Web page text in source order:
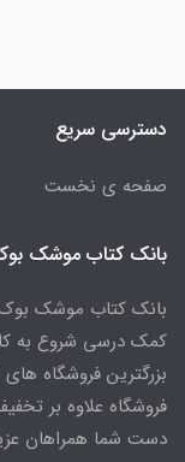
دسترسی سریع
صفحه ی نخست
بانک کتاب موشک
بانک کتاب موشک بوک
کمک درسی شروع به
بزرگترین فروشگاه
فروشگاه علاوه بر
دست شما همراهان